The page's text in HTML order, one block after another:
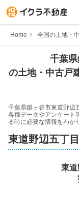
はじめての方へ
不動産会社を探す
不動産会社向け情
Home 全国の土地・
千葉県
の土地・中古戸
千葉県鎌ヶ谷市東道野辺
各種データやアンケート
る時に必要な情報をわか
東道野辺五丁目
東道